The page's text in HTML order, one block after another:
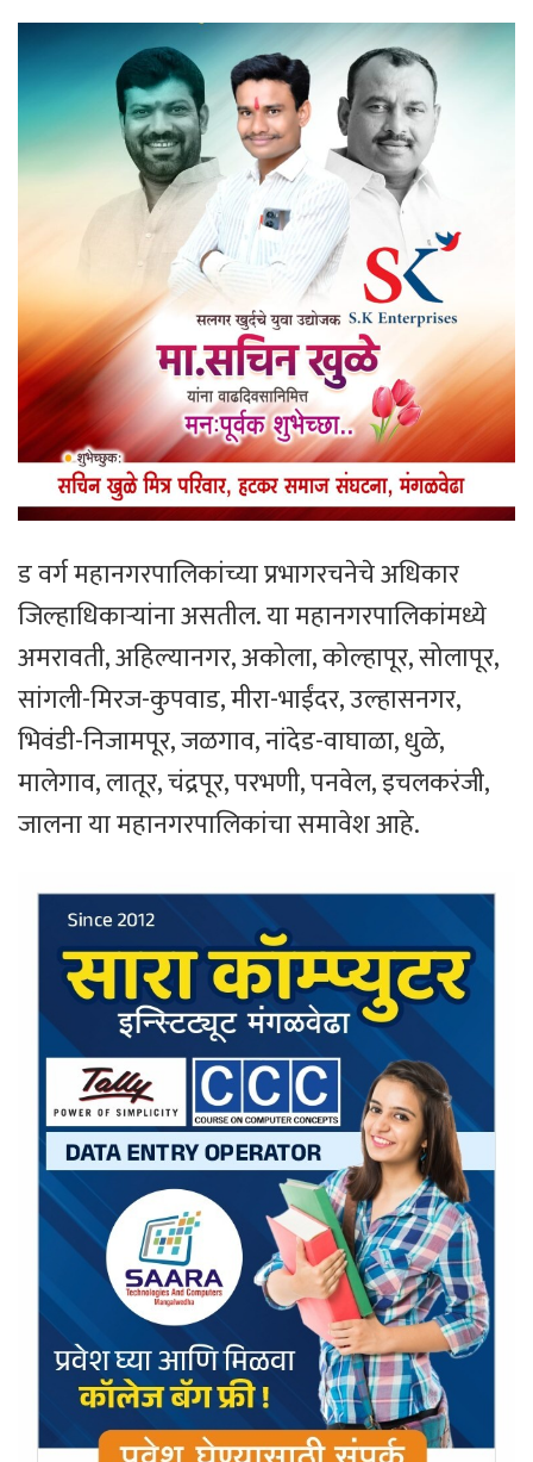
ड वर्ग महानगरपालिकांच्या प्रभागरचनेचे अधिकार
जिल्हाधिकाऱ्यांना असतील. या महानगरपालिकांमध्ये
अमरावती, अहिल्यानगर, अकोला, कोल्हापूर, सोलापूर,
सांगली-मिरज-कुपवाड, मीरा-भाईंदर, उल्हासनगर,
भिवंडी-निजामपूर, जळगाव, नांदेड-वाघाळा, धुळे,
मालेगाव, लातूर, चंद्रपूर, परभणी, पनवेल, इचलकरंजी,
जालना या महानगरपालिकांचा समावेश आहे.